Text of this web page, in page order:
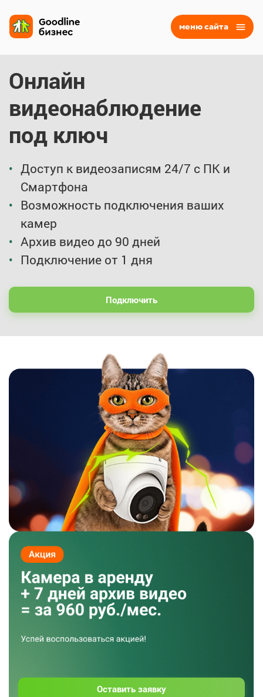
меню сайта
Онлайн
видеонаблюдение
под ключ
Доступ к видеозаписям 24/7 с ПК и
Смартфона
Возможность подключения ваших
камер
Архив видео до 90 дней
Подключение от 1 дня
Подключить
Оставить заявку